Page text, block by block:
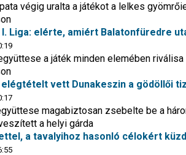
végig uralta a játékot a lelkes
I. Liga: elérte, amiért Balatonfüredre
a játék minden elemében
elégtételt vett Dunakeszin a gödöllői
magabiztosan zsebelte be a
a helyi gárda
a tavalyihoz hasonló célokért